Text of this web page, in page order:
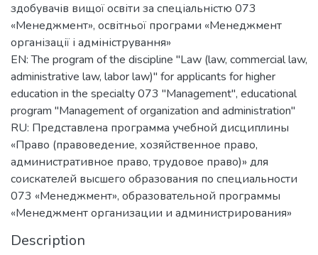
здобувачів вищої освіти за спеціальністю 073
«Менеджмент», освітньої програми «Менеджмент
організації і адміністрування»
EN: The program of the discipline "Law (law, commercial law,
administrative law, labor law)" for applicants for higher
education in the specialty 073 "Management", educational
program "Management of organization and administration"
RU: Представлена программа учебной дисциплины
«Право (правоведение, хозяйственное право,
административное право, трудовое право)» для
соискателей высшего образования по специальности
073 «Менеджмент», образовательной программы
«Менеджмент организации и администрирования»
Description